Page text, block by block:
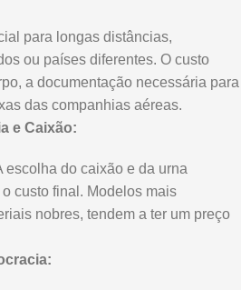
para longas distâncias,
ou países diferentes. O custo
a documentação necessária para
das companhias aéreas.
e Caixão:
escolha do caixão e da urna
custo final. Modelos mais
nobres, tendem a ter um preço